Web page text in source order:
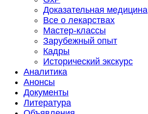
Доказательная медицина
Все о лекарствах
Мастер-классы
Зарубежный опыт
Кадры
Исторический экскурс
Аналитика
Анонсы
Документы
Литература